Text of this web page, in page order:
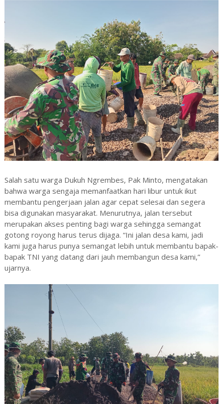
Salah satu warga Dukuh Ngrembes, Pak Minto, mengatakan
bahwa warga sengaja memanfaatkan hari libur untuk ikut
membantu pengerjaan jalan agar cepat selesai dan segera
bisa digunakan masyarakat. Menurutnya, jalan tersebut
merupakan akses penting bagi warga sehingga semangat
gotong royong harus terus dijaga. “Ini jalan desa kami, jadi
kami juga harus punya semangat lebih untuk membantu bapak-
bapak TNI yang datang dari jauh membangun desa kami,”
ujarnya.